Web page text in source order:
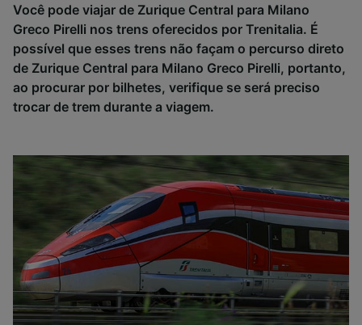
Você pode viajar de Zurique Central para Milano
Greco Pirelli nos trens oferecidos por Trenitalia. É
possível que esses trens não façam o percurso direto
de Zurique Central para Milano Greco Pirelli, portanto,
ao procurar por bilhetes, verifique se será preciso
trocar de trem durante a viagem.